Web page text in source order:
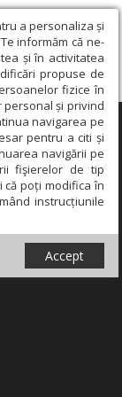
a personaliza și
informăm că ne-
și în activitatea
propuse de
fizice în
personal și privind
navigarea pe
pentru a citi și
navigării pe
fişierelor de tip
că poți modifica în
instrucțiunile
Accept
×